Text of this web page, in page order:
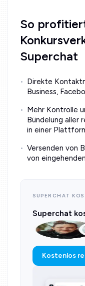
So
Superchat
Direkte
Business,
Mehr Kontrolle
Bündelung aller
in einer
Versenden von
von
SUPERCHAT
Superchat
Kostenlos